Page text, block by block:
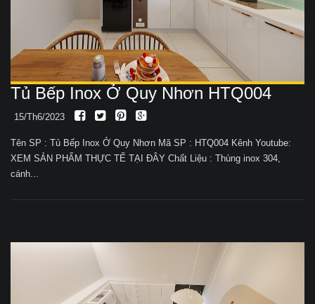
Tủ Bếp Inox Ở Quy Nhơn HTQ004
15/Th6/2023
Tên SP : Tủ Bếp Inox Ở Quy Nhơn Mã SP : HTQ004 Kênh Youtube:
XEM SẢN PHẨM THỰC TẾ TẠI ĐÂY Chất Liệu : Thùng inox 304,
cánh...